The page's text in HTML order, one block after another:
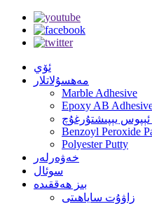
ئۆي
مەھسۇلاتلار
Marble Adhesive
Epoxy AB
ئېپوس يېپىشتۇرغۇچ
Benzoyl Peroxide
Polyester Putty
خەۋەرلەر
سوئال
بىز ھەققىدە
زاۋۇت ساياھىتى